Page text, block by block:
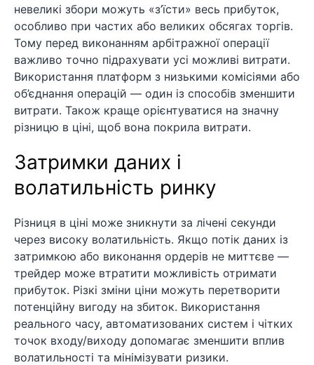
невеликі збори можуть «з’їсти» весь прибуток,
особливо при частих або великих обсягах торгів.
Тому перед виконанням арбітражної операції
важливо точно підрахувати усі можливі витрати.
Використання платформ з низькими комісіями або
об’єднання операцій — один із способів зменшити
витрати. Також краще орієнтуватися на значну
різницю в ціні, щоб вона покрила витрати.
Затримки даних і
волатильність ринку
Різниця в ціні може зникнути за лічені секунди
через високу волатильність. Якщо потік даних із
затримкою або виконання ордерів не миттєве —
трейдер може втратити можливість отримати
прибуток. Різкі зміни ціни можуть перетворити
потенційну вигоду на збиток. Використання
реального часу, автоматизованих систем і чітких
точок входу/виходу допомагає зменшити вплив
волатильності та мінімізувати ризики.